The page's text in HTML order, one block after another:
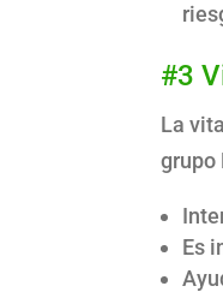
#3
La
grupo
Es